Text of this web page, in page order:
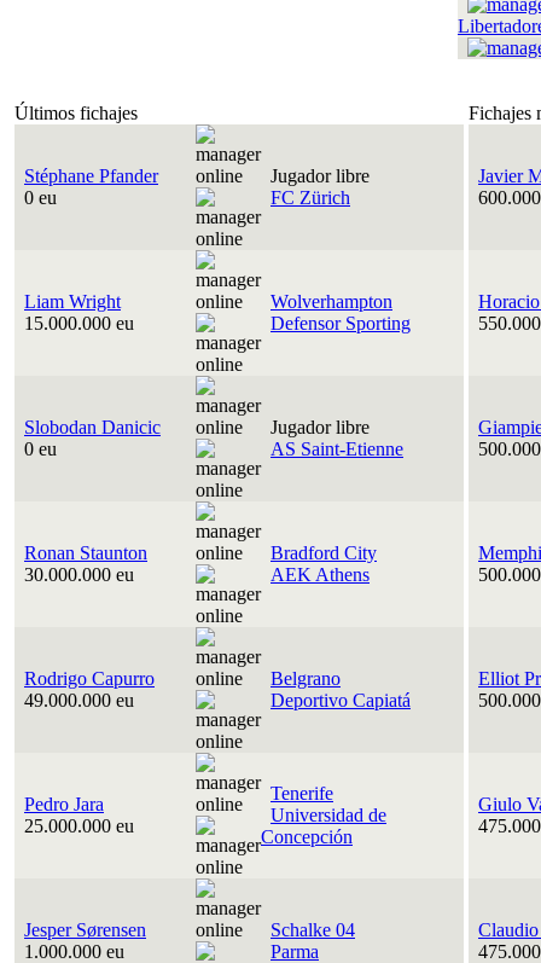
Últimos fichajes Fichajes
Stéphane Pfander
0 eu
Jugador libre
FC Zürich
Javier
Liam Wright
15.000.000 eu
Wolverhampton
Defensor Sporting
Slobodan Danicic
0 eu
Jugador libre
AS Saint-Etienne
Ronan Staunton
30.000.000 eu
Bradford City
AEK Athens
Rodrigo Capurro
49.000.000 eu
Belgrano
Deportivo Capiatá
Elliot
Pedro Jara
25.000.000 eu
Tenerife
Universidad de
Concepción
Giulo
Jesper Sørensen
1.000.000 eu
Schalke 04
Parma
Claudio